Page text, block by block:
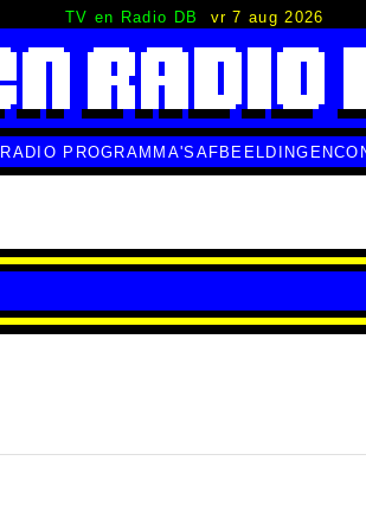
TV en Radio DB vr 7 aug 2026
RADIO PROGRAMMA'S AFBEELDINGEN